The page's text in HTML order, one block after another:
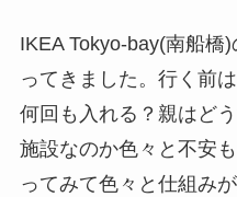
IKEA Tokyo-bay(南船橋
ってきました。行く前
何回も入れる？親はど
施設なのか色々と不安
ってみて色々と仕組み